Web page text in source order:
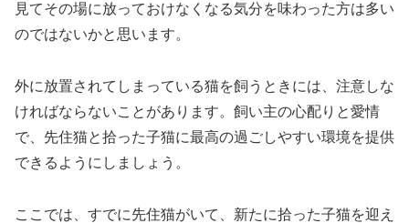
見てその場に放っておけなくなる気分を味わった方は多い
のではないかと思います。
外に放置されてしまっている猫を飼うときには、注意しな
ければならないことがあります。飼い主の心配りと愛情
で、先住猫と拾った子猫に最高の過ごしやすい環境を提供
できるようにしましょう。
ここでは、すでに先住猫がいて、新たに拾った子猫を迎え